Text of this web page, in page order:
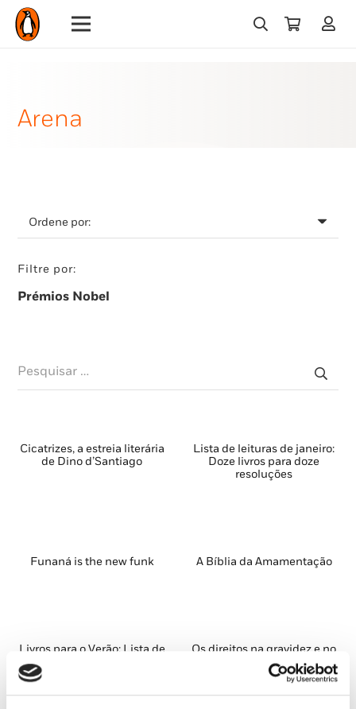
Arena
Filtre por:
Prémios Nobel
Pesquisar
Cicatrizes, a estreia literária
de Dino d’Santiago
Lista de leituras de janeiro:
Doze livros para doze
resoluções
Funaná is the new funk A Bíblia da Amamentação
Livros para o Verão: Lista de
Os direitos na gravidez e no
parto são direitos humanos